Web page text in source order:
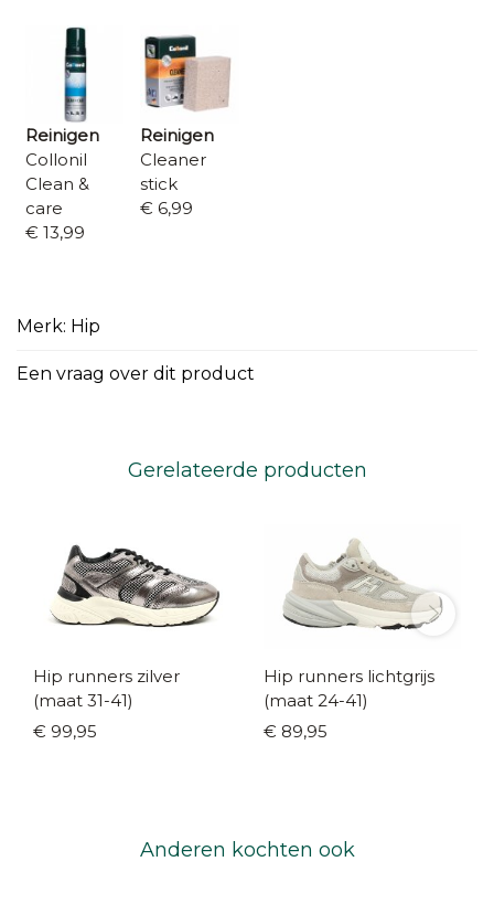
Reinigen
Collonil
Clean &
care
€ 13,99
Reinigen
Cleaner
stick
€ 6,99
Merk: Hip
Een vraag over dit product
Gerelateerde producten
Hip runners zilver
(maat 31-41)
€ 99,95
Hip runners lichtgrijs
(maat 24-41)
€ 89,95
Anderen kochten ook